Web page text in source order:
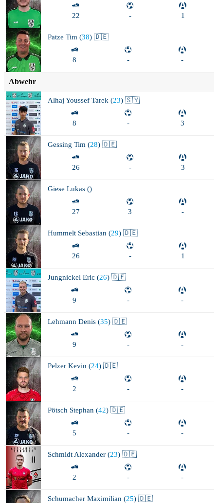
22 - 1
Patze Tim (38) 🇩🇪
8 - -
Abwehr
Alhaj Youssef Tarek (23) 🇸🇾
8 - 3
Gessing Tim (28) 🇩🇪
26 - 3
Giese Lukas ()
27 3 -
Hummelt Sebastian (29) 🇩🇪
26 - 1
Jungnickel Eric (26) 🇩🇪
9 - -
Lehmann Denis (35) 🇩🇪
9 - -
Pelzer Kevin (24) 🇩🇪
2 - -
Pötsch Stephan (42) 🇩🇪
5 - -
Schmidt Alexander (23) 🇩🇪
2 - -
Schumacher Maximilian (25) 🇩🇪